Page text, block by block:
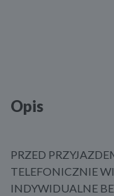
Opis
PRZED
TELEFONICZNIE
INDYWIDUALNE